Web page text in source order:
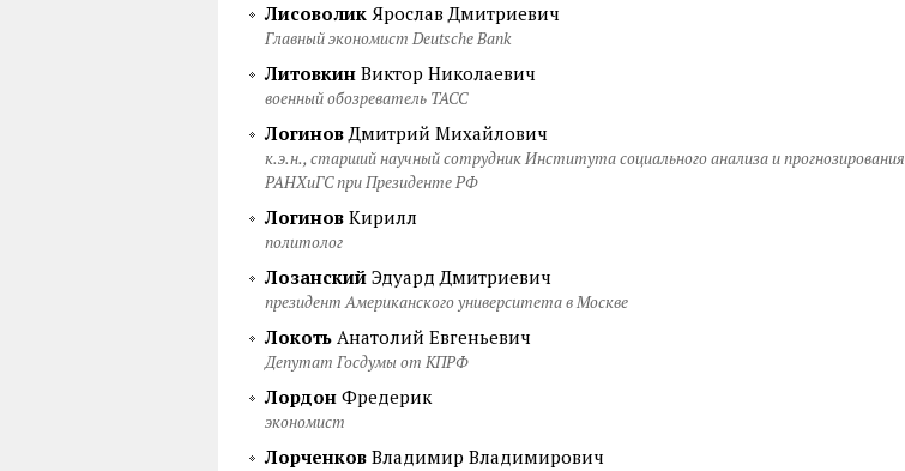
Лисоволик Ярослав Дмитриевич
Главный экономист Deutsche Bank
Литовкин Виктор Николаевич
военный обозреватель ТАСС
ЛогиновДмитрий Михайлович
к.э.н., старший научный сотрудник Института социального анализа и прогнозирования
РАНХиГС при Президенте РФ
Логинов Кирилл
политолог
Лозанский Эдуард Дмитриевич
президент Американского университета в Москве
Локоть Анатолий Евгеньевич
Депутат Госдумы от КПРФ
Лордон Фредерик
экономист
Лорченков Владимир Владимирович